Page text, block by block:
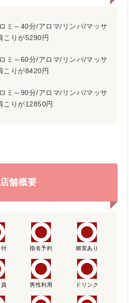
ミ～40分/アロマ/リンパ/マッサ
こりが5290円
ミ～60分/アロマ/リンパ/マッサ
こりが8420円
ミ～90分/アロマ/リンパ/マッサ
こりが12850円
店舗概要
付 指名予約 個室あり
男性利用 ドリンク